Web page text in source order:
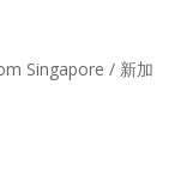
Singapore / 新加